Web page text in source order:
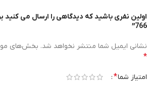
اولین نفری باشید که دیدگاهی را ارسال می کنید
766”
نشانی ایمیل شما منتشر نخواهد شد. بخش‌های
*
امتیاز شما*